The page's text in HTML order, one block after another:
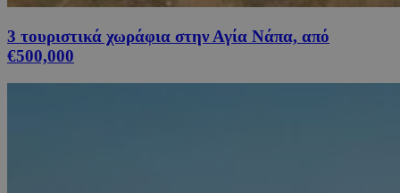
3 τουριστικά χωράφια στην Αγία Νάπα, από
€500,000